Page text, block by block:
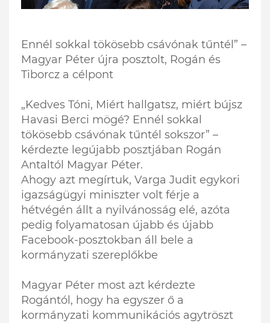
Ennél sokkal tökösebb csávónak tűntél” –
Magyar Péter újra posztolt, Rogán és
Tiborcz a célpont
„Kedves Tóni, Miért hallgatsz, miért bújsz
Havasi Berci mögé? Ennél sokkal
tökösebb csávónak tűntél sokszor” –
kérdezte legújabb posztjában Rogán
Antaltól Magyar Péter.
Ahogy azt megírtuk, Varga Judit egykori
igazságügyi miniszter volt férje a
hétvégén állt a nyilvánosság elé, azóta
pedig folyamatosan újabb és újabb
Facebook-posztokban áll bele a
kormányzati szereplőkbe
Magyar Péter most azt kérdezte
Rogántól, hogy ha egyszer ő a
kormányzati kommunikációs agytröszt